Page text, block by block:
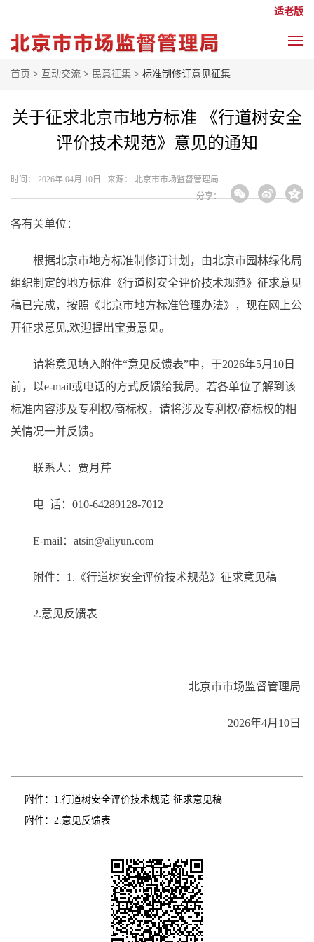
适老版
首页 > 互动交流 > 民意征集 > 标准制修订意见征集
关于征求北京市地方标准 《行道树安全
评价技术规范》意见的通知
时间： 2026年 04月 10日 来源： 北京市市场监督管理局
分享：
各有关单位：
根据北京市地方标准制修订计划，由北京市园林绿化局
组织制定的地方标准《行道树安全评价技术规范》征求意见
稿已完成，按照《北京市地方标准管理办法》，现在网上公
开征求意见,欢迎提出宝贵意见。
请将意见填入附件“意见反馈表”中，于2026年5月10日
前，以e-mail或电话的方式反馈给我局。若各单位了解到该
标准内容涉及专利权/商标权，请将涉及专利权/商标权的相
关情况一并反馈。
联系人：贾月芹
电 话：010-64289128-7012
E-mail：atsin@aliyun.com
附件：1.《行道树安全评价技术规范》征求意见稿
2.意见反馈表
北京市市场监督管理局
2026年4月10日
附件： 1.行道树安全评价技术规范-征求意见稿
附件： 2.意见反馈表